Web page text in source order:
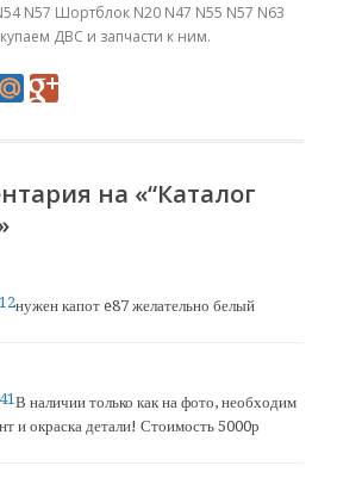
N57 Шортблок N20 N47 N55 N57 N63
ДВС и запчасти к ним.
на «“Каталог
нужен капот e87 желательно белый
В наличии только как на фото, необходим
и окраска детали! Стоимость 5000р